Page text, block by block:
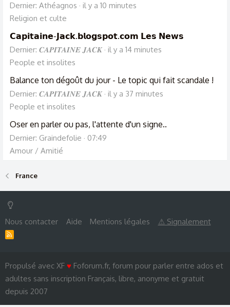
Dernier: Athéagnos
il y a 10 minutes
Religion et culte
𝗖𝗮𝗽𝗶𝘁𝗮𝗶𝗻𝗲-𝗝𝗮𝗰𝗸.𝗯𝗹𝗼𝗴𝘀𝗽𝗼𝘁.𝗰𝗼𝗺 𝗟𝗲𝘀 𝗡𝗲𝘄𝘀
Dernier: 𝑪𝑨𝑷𝑰𝑻𝑨𝑰𝑵𝑬 𝑱𝑨𝑪𝑲 il y a 14 minutes
People et insolites
Balance ton dégoût du jour - Le topic qui fait scandale !
Dernier: 𝑪𝑨𝑷𝑰𝑻𝑨𝑰𝑵𝑬 𝑱𝑨𝑪𝑲 il y a 37 minutes
People et insolites
Oser en parler ou pas, l'attente d'un signe..
Dernier: Graindefolie
07:49
Amour / Amitié
France
Nous contacter Aide Mentions légales ⚠ Signalement
Propulsé avec XF ♥ Foforum.fr, forum pour parler entre ados et
adultes sans inscription Français, libre, anonyme et gratuit
depuis 2007